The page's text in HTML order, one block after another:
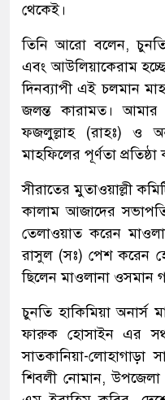
থেকেই।
তিনি আরো বলেন,
এবং আউলিয়াকেরাম
দিনব্যাপী এই চলমান
জলন্ত কারামত। আমার
ফজলুল্লাহ (রাহঃ) ও
মাহফিলের পূর্ণতা
সীরাতের মুতাওয়াল্লী
কালাম আজাদের
তেলাওয়াত করেন
রাসুল (সঃ) পেশ করেন
ছিলেন মাওলানা ওসমান
চুনতি হাকিমিয়া অনার্স
ফারুক হোসাইন এর
সাতকানিয়া-লোহাগাড়া
শিবলী নোমান, উপজেলা